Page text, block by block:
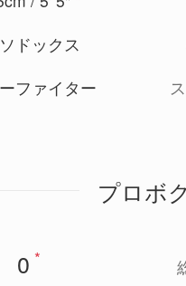
ドックス
ファイター
プロボ
0 *